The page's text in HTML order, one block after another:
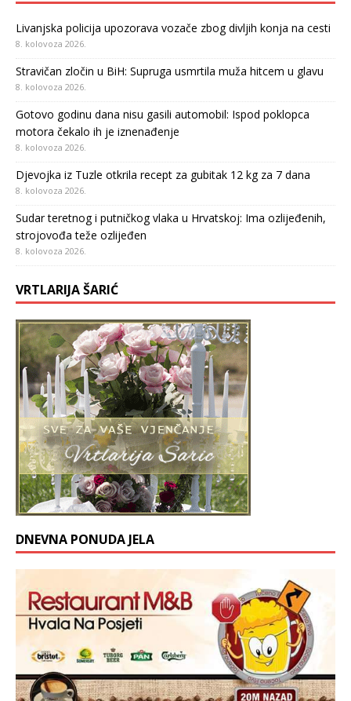
Livanjska policija upozorava vozače zbog divljih konja na cesti
8. kolovoza 2026.
Stravičan zločin u BiH: Supruga usmrtila muža hitcem u glavu
8. kolovoza 2026.
Gotovo godinu dana nisu gasili automobil: Ispod poklopca
motora čekalo ih je iznenađenje
8. kolovoza 2026.
Djevojka iz Tuzle otkrila recept za gubitak 12 kg za 7 dana
8. kolovoza 2026.
Sudar teretnog i putničkog vlaka u Hrvatskoj: Ima ozlijeđenih,
strojovođa teže ozlijeđen
8. kolovoza 2026.
VRTLARIJA ŠARIĆ
DNEVNA PONUDA JELA